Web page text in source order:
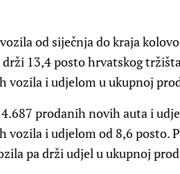
od siječnja do kraja
13,4 posto hrvatskog
vozila i udjelom u ukupnoj
4.687 prodanih novih auta i
vozila i udjelom od 8,6 posto.
pa drži udjel u ukupnoj